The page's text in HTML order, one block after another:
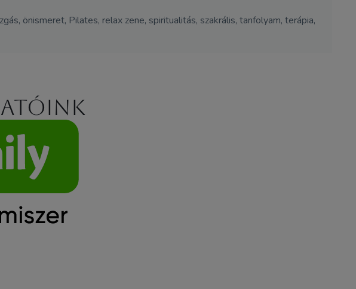
önismeret, Pilates, relax zene, spiritualitás, szakrális, tanfolyam, terápia,